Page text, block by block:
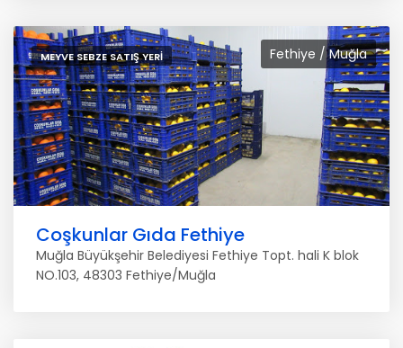
Fethiye / Muğla
MEYVE SEBZE SATIŞ YERI
Coşkunlar Gıda Fethiye
Muğla Büyükşehir Belediyesi Fethiye Topt. hali K blok
NO.103, 48303 Fethiye/Muğla